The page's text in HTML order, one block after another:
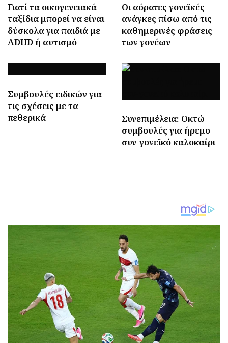
Γιατί τα οικογενειακά
ταξίδια μπορεί να είναι
δύσκολα για παιδιά με
ADHD ή αυτισμό
Οι αόρατες γονεϊκές
ανάγκες πίσω από τις
καθημερινές φράσεις
των γονέων
Συμβουλές ειδικών για
τις σχέσεις με τα
πεθερικά
Συνεπιμέλεια: Οκτώ
συμβουλές για ήρεμο
συν-γονεϊκό καλοκαίρι